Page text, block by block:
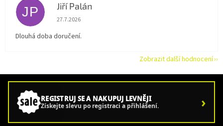
JP Jiří Palán
Hodnocení obchodu je 5 z 5 hvězdiček.
27.7.2026
Dlouhá doba doručení.
Zobrazit další hodnocení
REGISTRUJ SE A NAKUPUJ LEVNĚJI
Získejte slevu po registraci a přihlášení. ›